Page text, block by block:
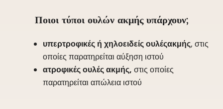
Ποιοι τύποι ουλών ακμής υπάρχουν;
υπερτροφικές ή χηλοειδείς ουλέςακμής, στις
οποίες παρατηρείται αύξηση ιστού
ατροφικές ουλές ακμής, στις οποίες
παρατηρείται απώλεια ιστού